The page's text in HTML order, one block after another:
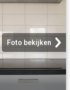
Foto bekijken